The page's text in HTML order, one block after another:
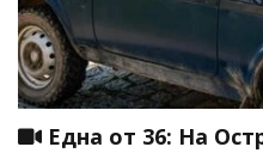
Една от 36: На